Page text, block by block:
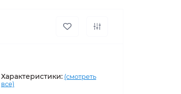
Характеристики: (смотреть
все)